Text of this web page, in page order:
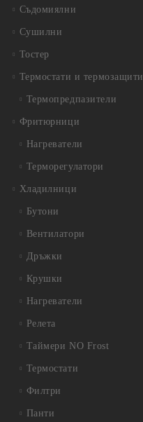
Съдомиялни
Сушилни
Тостер
Термостати и термозащити
Термопредпазители
Фритюрници
Нагреватели
Терморегулатори
Хладилници
Бутони
Вентилатори
Дръжки
Крушки
Нагреватели
Релета
Таймери NO Frost
Термостати
Филтри
Панти